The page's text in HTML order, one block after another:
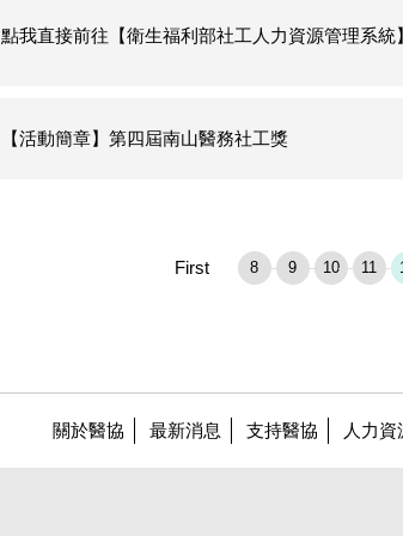
點我直接前往【衛生福利部社工人力資源管理系統
【活動簡章】第四屆南山醫務社工獎
First 8 9 10 11
關於醫協 最新消息 支持醫協 人力資